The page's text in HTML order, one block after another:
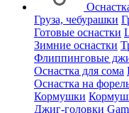
Груза, чебурашки
Готовые оснастки
Зимние оснастки
Флиппинговые
Оснастка для сома
Оснастка на
Кормушки
Джиг-головки